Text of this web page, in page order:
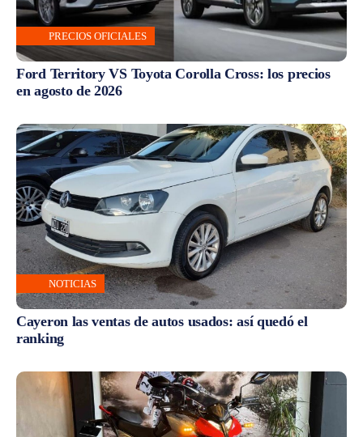
PRECIOS OFICIALES
Ford Territory VS Toyota Corolla Cross: los precios
en agosto de 2026
NOTICIAS
Cayeron las ventas de autos usados: así quedó el
ranking